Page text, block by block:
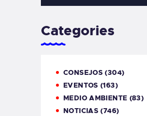
Categories
CONSEJOS (304)
EVENTOS (163)
MEDIO AMBIENTE (83)
NOTICIAS (746)